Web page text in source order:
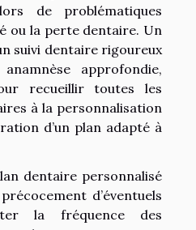
de problématiques
ou la perte dentaire. Un
suivi dentaire rigoureux
approfondie,
recueillir toutes les
à la personnalisation
d’un plan adapté à
dentaire personnalisé
d’éventuels
la fréquence des